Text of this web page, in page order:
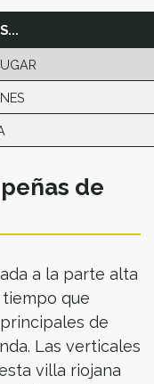
de
a la parte alta
que
de
Las verticales
villa riojana